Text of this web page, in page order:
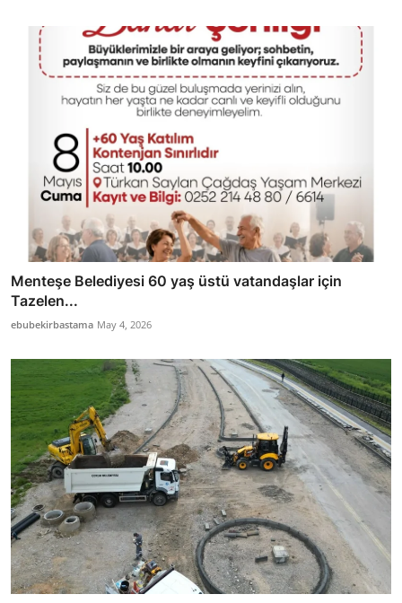
Menteşe Belediyesi 60 yaş üstü vatandaşlar için
Tazelen...
ebubekirbastama May 4, 2026